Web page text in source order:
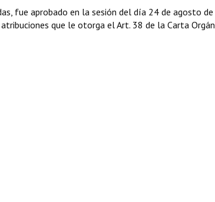
fue aprobado en la sesión del día 24 de agosto
que le otorga el Art. 38 de la Carta